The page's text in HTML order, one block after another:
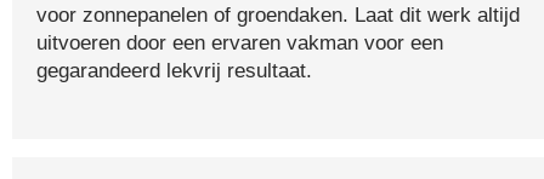
voor zonnepanelen of groendaken. Laat dit werk altijd
uitvoeren door een ervaren vakman voor een
gegarandeerd lekvrij resultaat.